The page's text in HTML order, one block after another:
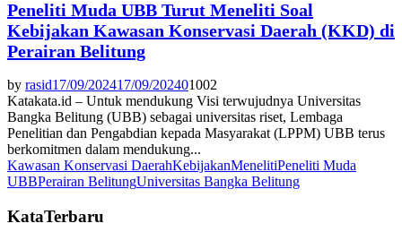
Peneliti Muda UBB Turut Meneliti Soal
Kebijakan Kawasan Konservasi Daerah (KKD) di
Perairan Belitung
by rasid17/09/202417/09/202401002
Katakata.id – Untuk mendukung Visi terwujudnya Universitas
Bangka Belitung (UBB) sebagai universitas riset, Lembaga
Penelitian dan Pengabdian kepada Masyarakat (LPPM) UBB terus
berkomitmen dalam mendukung...
Kawasan Konservasi DaerahKebijakanMenelitiPeneliti Muda
UBBPerairan BelitungUniversitas Bangka Belitung
KataTerbaru